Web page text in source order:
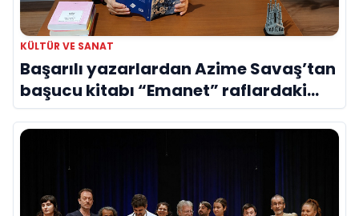
KÜLTÜR VE SANAT
Başarılı yazarlardan Azime Savaş’tan
başucu kitabı “Emanet” raflardaki
yerini aldı